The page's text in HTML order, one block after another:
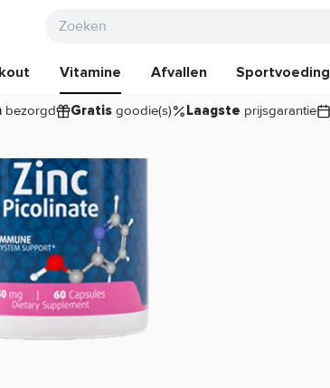
Vitamine Afvallen Sportvoeding
bezorgd Gratisgoodie(s) Laagste prijsgarantie